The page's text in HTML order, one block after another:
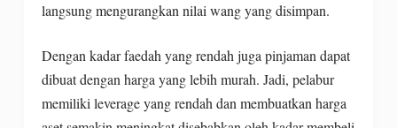
langsung mengurangkan nilai wang yang disimpan.
Dengan kadar faedah yang rendah juga pinjaman dapat
dibuat dengan harga yang lebih murah. Jadi, pelabur
memiliki leverage yang rendah dan membuatkan harga